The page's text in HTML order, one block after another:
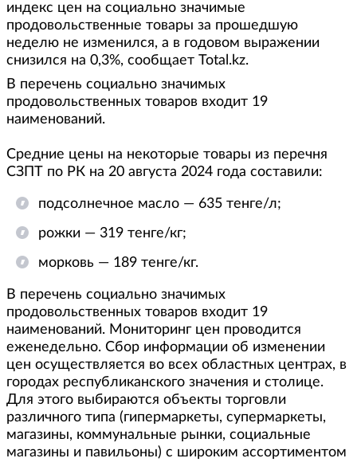
индекс цен на социально значимые
продовольственные товары за прошедшую
неделю не изменился, а в годовом выражении
снизился на 0,3%, сообщает Total.kz.
В перечень социально значимых
продовольственных товаров входит 19
наименований.
Средние цены на некоторые товары из перечня
СЗПТ по РК на 20 августа 2024 года составили:
подсолнечное масло — 635 тенге/л;
рожки — 319 тенге/кг;
морковь — 189 тенге/кг.
В перечень социально значимых
продовольственных товаров входит 19
наименований. Мониторинг цен проводится
еженедельно. Сбор информации об изменении
цен осуществляется во всех областных центрах, в
городах республиканского значения и столице.
Для этого выбираются объекты торговли
различного типа (гипермаркеты, супермаркеты,
магазины, коммунальные рынки, социальные
магазины и павильоны) с широким ассортиментом